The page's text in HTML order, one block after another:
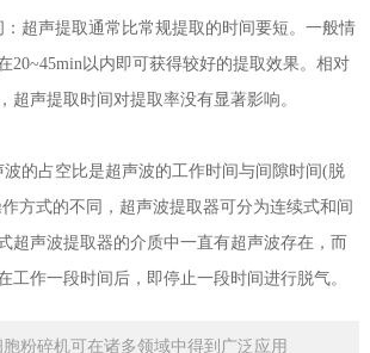
声提取通常比常规提取的时间要短。一般情
20~45min以内即可获得较好的提取效果。相对
超声提取时间对提取率没有显著影响。
占空比是超声波的工作时间与间隙时间(脱
方式的不同，超声波提取器可分为连续式和间
超声波提取器的介质中一直有超声波存在，而
工作一段时间后，即停止一段时间进行脱气。
粉碎机可在诸多领域中得到广泛应用